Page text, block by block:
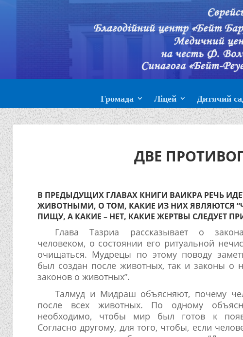
Громада Ліцей Дитячий
ДВЕ
В ПРЕДЫДУЩИХ ГЛАВАХ КНИГИ ВАИКРА РЕЧЬ
ЖИВОТНЫМИ, О ТОМ, КАКИЕ ИЗ НИХ ЯВЛЯЮТСЯ
ПИЩУ, А КАКИЕ – НЕТ, КАКИЕ ЖЕРТВЫ СЛЕДУЕТ
Глава Тазриа рассказывает о
человеком, о состоянии его ритуальной
очищаться. Мудрецы по этому поводу
был создан после животных, так и законы о
законов о животных”.
Талмуд и Мидраш объясняют, почему
после всех животных. По одному
необходимо, чтобы мир был готов к
Согласно другому, для того, чтобы, если